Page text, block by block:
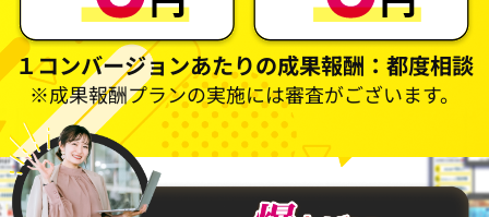
１コンバージョンあたりの成果報酬：都度相談
※成果報酬プランの実施には審査がございます。